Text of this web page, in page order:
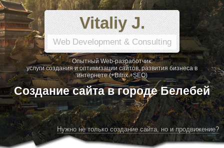
Vitaliy J.
Web Development & Consulting
Опытный Web-разработчик:
услуги создания и оптимизации сайтов, развития бизнеса в
интернете (+Bitrix +SEO)
Создание сайта в городе Белебей
Нужно не только создание сайта, но и продвижение?